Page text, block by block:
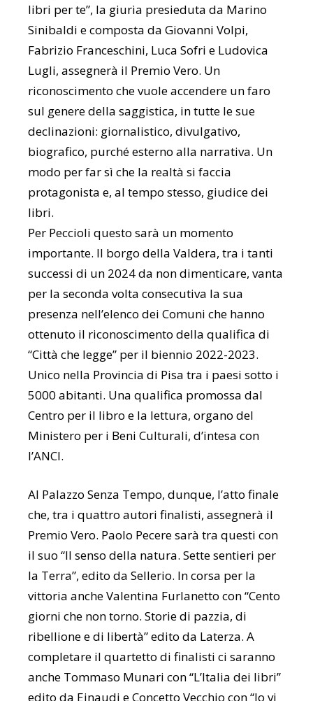
libri per te”, la giuria presieduta da Marino
Sinibaldi e composta da Giovanni Volpi,
Fabrizio Franceschini, Luca Sofri e Ludovica
Lugli, assegnerà il Premio Vero. Un
riconoscimento che vuole accendere un faro
sul genere della saggistica, in tutte le sue
declinazioni: giornalistico, divulgativo,
biografico, purché esterno alla narrativa. Un
modo per far sì che la realtà si faccia
protagonista e, al tempo stesso, giudice dei
libri.
Per Peccioli questo sarà un momento
importante. Il borgo della Valdera, tra i tanti
successi di un 2024 da non dimenticare, vanta
per la seconda volta consecutiva la sua
presenza nell’elenco dei Comuni che hanno
ottenuto il riconoscimento della qualifica di
“Città che legge” per il biennio 2022-2023.
Unico nella Provincia di Pisa tra i paesi sotto i
5000 abitanti. Una qualifica promossa dal
Centro per il libro e la lettura, organo del
Ministero per i Beni Culturali, d’intesa con
l’ANCI.
Al Palazzo Senza Tempo, dunque, l’atto finale
che, tra i quattro autori finalisti, assegnerà il
Premio Vero. Paolo Pecere sarà tra questi con
il suo “Il senso della natura. Sette sentieri per
la Terra”, edito da Sellerio. In corsa per la
vittoria anche Valentina Furlanetto con “Cento
giorni che non torno. Storie di pazzia, di
ribellione e di libertà” edito da Laterza. A
completare il quartetto di finalisti ci saranno
anche Tommaso Munari con “L’Italia dei libri”
edito da Einaudi e Concetto Vecchio con “Io vi